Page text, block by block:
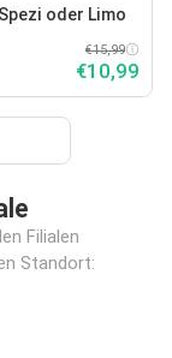
oder Limo
€15,99
€10,99
Filialen
Standort: